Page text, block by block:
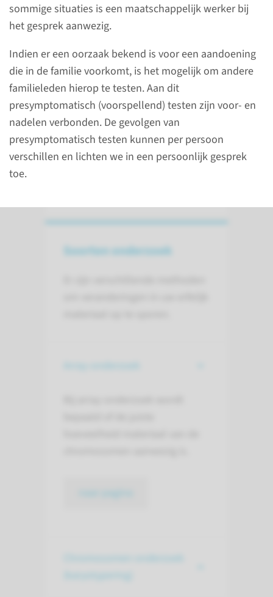
sommige situaties is een maatschappelijk werker bij
het gesprek aanwezig.
Indien er een oorzaak bekend is voor een aandoening
die in de familie voorkomt, is het mogelijk om andere
familieleden hierop te testen. Aan dit
presymptomatisch (voorspellend) testen zijn voor- en
nadelen verbonden. De gevolgen van
presymptomatisch testen kunnen per persoon
verschillen en lichten we in een persoonlijk gesprek
toe.
Uw huisarts of behandelend
arts verwijst u schriftelijk of
digitaal (via zorgdomein) door
naar het klinisch genetisch
spreekuur.
Soorten onderzoek